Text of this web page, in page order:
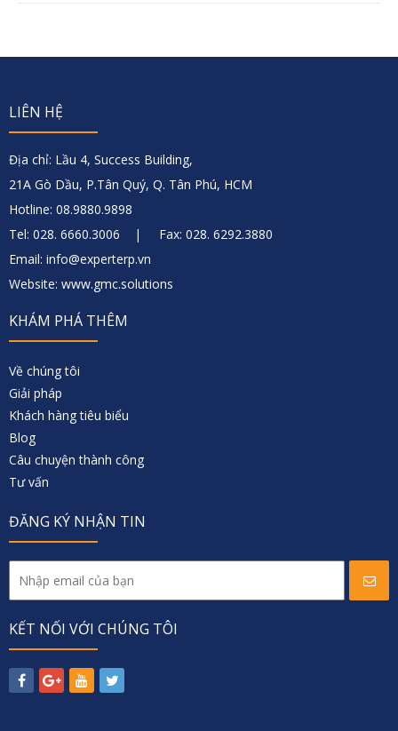
LIÊN HỆ
Địa chỉ: Lầu 4, Success Building,
21A Gò Dầu, P.Tân Quý, Q. Tân Phú, HCM
Hotline: 08.9880.9898
Tel: 028. 6660.3006 | Fax: 028. 6292.3880
Email: info@experterp.vn
Website: www.gmc.solutions
KHÁM PHÁ THÊM
Về chúng tôi
Giải pháp
Khách hàng tiêu biểu
Blog
Câu chuyện thành công
Tư vấn
ĐĂNG KÝ NHẬN TIN
KẾT NỐI VỚI CHÚNG TÔI